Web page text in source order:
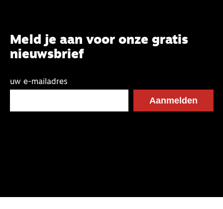
Meld je aan voor onze gratis
nieuwsbrief
uw e-mailadres